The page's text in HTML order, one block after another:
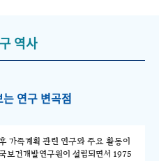
역사
연구 변곡점
가족계획 관련 연구와 주요 활동이
보건개발연구원이 설립되면서 1975